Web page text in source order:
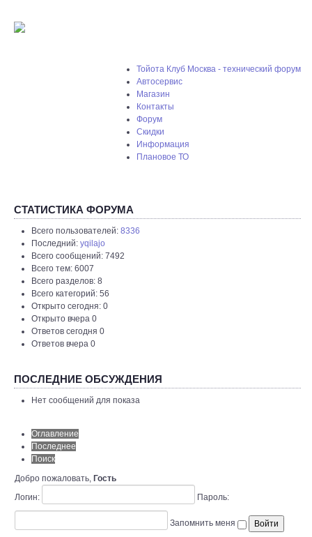
Тойота Клуб Москва - технический форум
Автосервис
Магазин
Контакты
Форум
Скидки
Информация
Плановое ТО
СТАТИСТИКА ФОРУМА
Всего пользователей: 8336
Последний: yqilajo
Всего сообщений: 7492
Всего тем: 6007
Всего разделов: 8
Всего категорий: 56
Открыто сегодня: 0
Открыто вчера 0
Ответов сегодня 0
Ответов вчера 0
ПОСЛЕДНИЕ ОБСУЖДЕНИЯ
Нет сообщений для показа
Оглавление
Последнее
Поиск
Добро пожаловать, Гость
Логин:
Пароль:
Запомнить меня